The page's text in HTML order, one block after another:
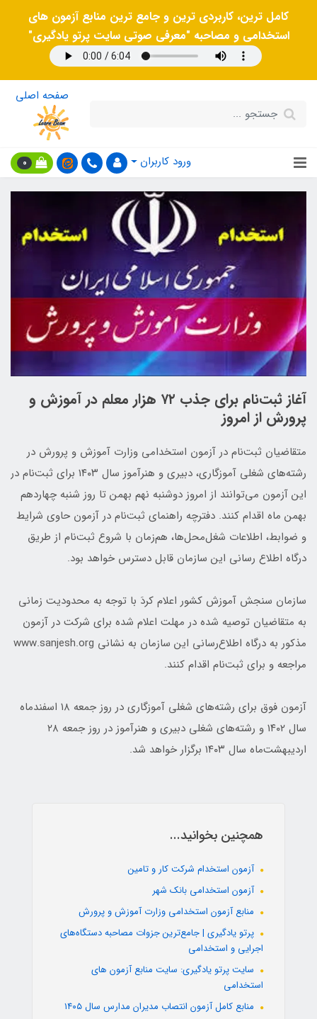
کامل ترین، کاربردی ترین و جامع ترین منابع آزمون های
استخدامی و مصاحبه "معرفی صوتی سایت پرتو یادگیری"
صفحه اصلی
ورود کاربران 0
آغاز ثبت‌نام برای جذب ۷۲ هزار معلم در آموزش و
پرورش از امروز
متقاضیان ثبت‌نام در آزمون استخدامی وزارت آموزش و پرورش در
رشته‌های شغلی آموزگاری، دبیری و هنرآموز سال ۱۴۰۳ برای ثبت‌نام در
این آزمون می‌توانند از امروز دوشنبه نهم بهمن تا روز شنبه چهاردهم
بهمن ماه اقدام کنند. دفترچه راهنمای ثبت‌نام در آزمون حاوی شرایط
و ضوابط، اطلاعات شغل‌محل‌ها، هم‌زمان با شروع ثبت‌نام از طریق
درگاه اطلاع رسانی این سازمان قابل دسترس خواهد بود.
سازمان سنجش آموزش کشور اعلام کردَ با توجه به محدودیت زمانی
به متقاضیان توصیه شده در مهلت اعلام شده برای شرکت در آزمون
مذکور به درگاه اطلاع‌رسانی این سازمان به نشانی www.sanjesh.org
مراجعه و برای ثبت‌نام اقدام کنند.
آزمون فوق برای رشته‌های شغلی آموزگاری در روز جمعه ۱۸ اسفندماه
سال ۱۴۰۲ و رشته‌های شغلی دبیری و هنرآموز در روز جمعه ۲۸
اردیبهشت‌ماه سال ۱۴۰۳ برگزار خواهد شد.
همچنین بخوانید...
آزمون استخدام شرکت کار و تامین
آزمون استخدامی بانک شهر
منابع آزمون استخدامی وزارت آموزش و پرورش
پرتو یادگیری | جامع‌ترین جزوات مصاحبه دستگاه‌های
اجرایی و استخدامی
سایت پرتو یادگیری: سایت منابع آزمون های
استخدامی
منابع کامل آزمون انتصاب مدیران مدارس سال ۱۴۰۵